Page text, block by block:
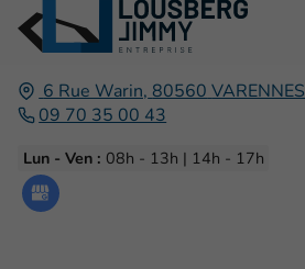
6 Rue Warin, 80560 VARENNES
09 70 35 00 43
Lun - Ven : 08h - 13h | 14h - 17h